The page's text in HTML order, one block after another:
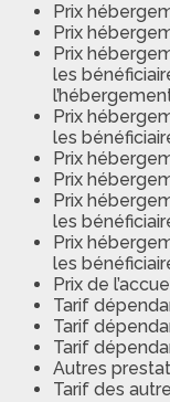
Prix
Prix
Prix
les
Prix
les
Prix
Prix
Prix
les
Prix
les
Prix de
Tarif
Tarif
Tarif
Autres
Tarif des